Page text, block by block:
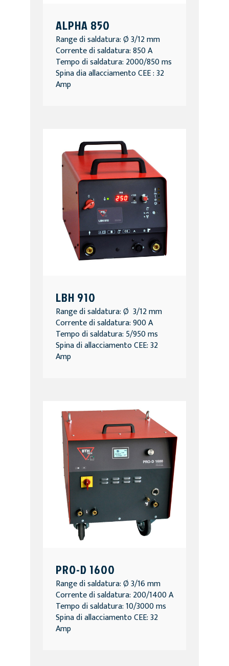
ALPHA 850
Range di saldatura: Ø 3/12 mm
Corrente di saldatura: 850 A
Tempo di saldatura: 2000/850 ms
Spina dia allacciamento CEE : 32
Amp
LBH 910
Range di saldatura: Ø 3/12 mm
Corrente di saldatura: 900 A
Tempo di saldatura: 5/950 ms
Spina di allacciamento CEE: 32
Amp
PRO-D 1600
Range di saldatura: Ø 3/16 mm
Corrente di saldatura: 200/1400 A
Tempo di saldatura: 10/3000 ms
Spina di allacciamento CEE: 32
Amp